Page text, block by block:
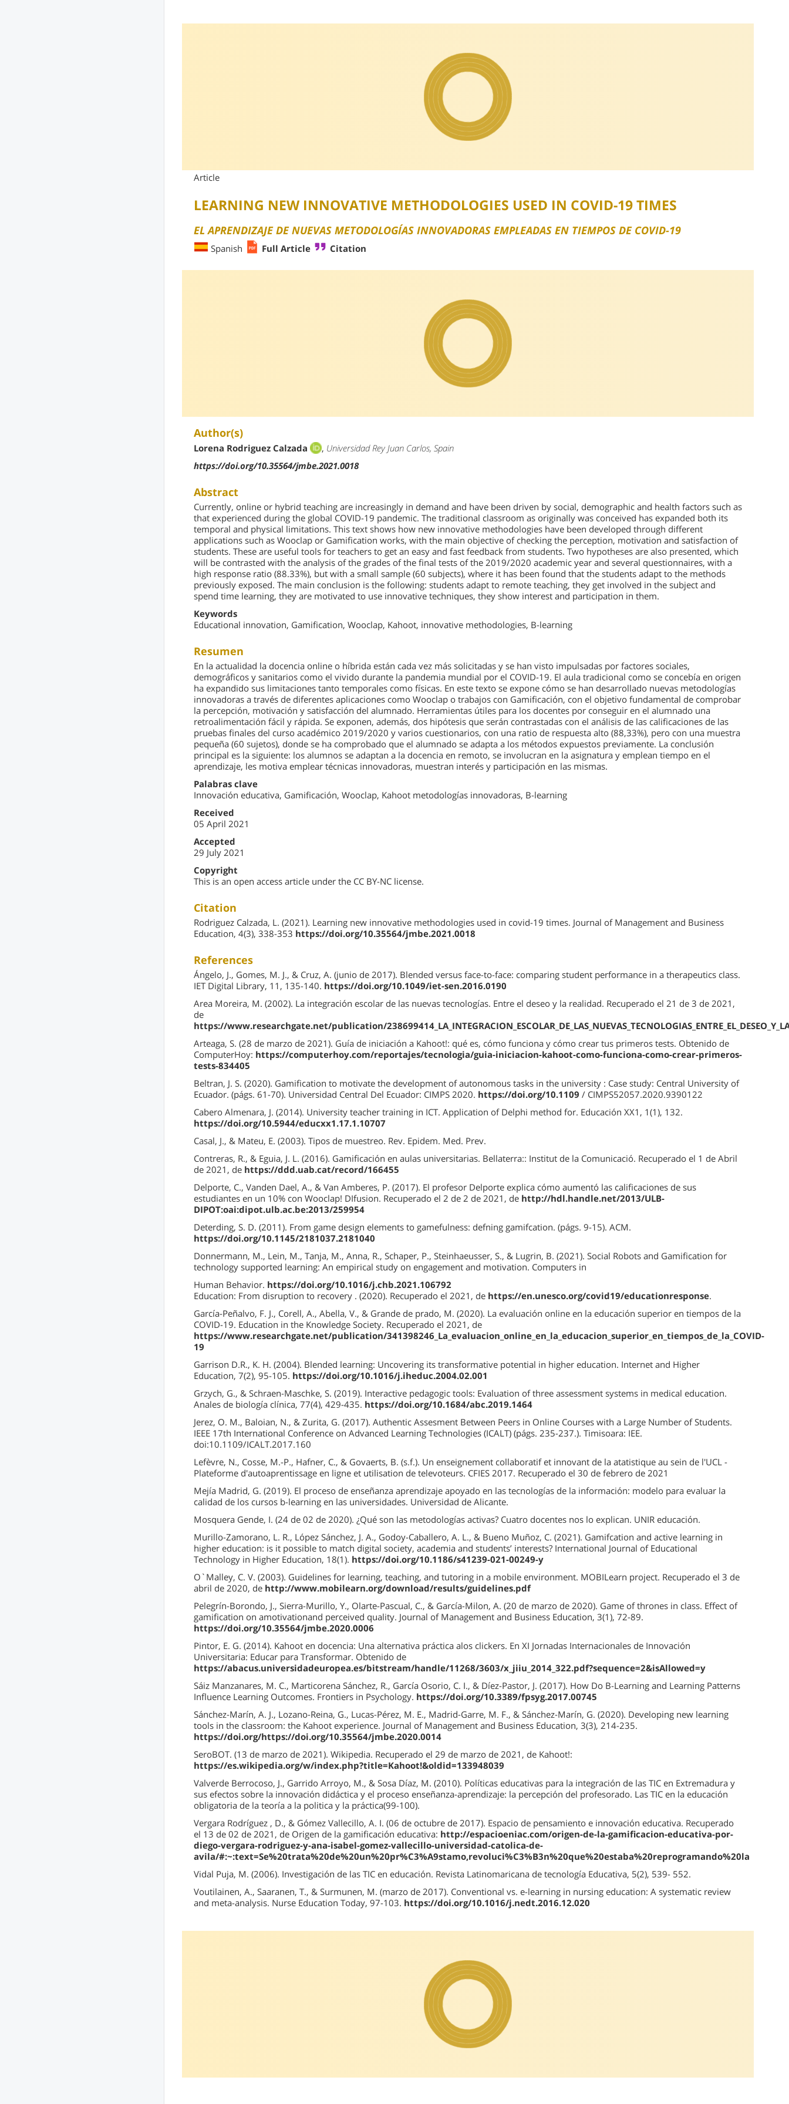
Article
LEARNING NEW INNOVATIVE METHODOLOGIES USED IN COVID-19 TIMES
EL APRENDIZAJE DE NUEVAS METODOLOGÍAS INNOVADORAS EMPLEADAS EN TIEMPOS DE COVID-19
Spanish Full Article Citation
Author(s)
Lorena Rodriguez Calzada , Universidad Rey Juan Carlos, Spain
https://doi.org/10.35564/jmbe.2021.0018
Abstract
Currently, online or hybrid teaching are increasingly in demand and have been driven by social, demographic and health factors such as
that experienced during the global COVID-19 pandemic. The traditional classroom as originally was conceived has expanded both its
temporal and physical limitations. This text shows how new innovative methodologies have been developed through different
applications such as Wooclap or Gamification works, with the main objective of checking the perception, motivation and satisfaction of
students. These are useful tools for teachers to get an easy and fast feedback from students. Two hypotheses are also presented, which
will be contrasted with the analysis of the grades of the final tests of the 2019/2020 academic year and several questionnaires, with a
high response ratio (88.33%), but with a small sample (60 subjects), where it has been found that the students adapt to the methods
previously exposed. The main conclusion is the following: students adapt to remote teaching, they get involved in the subject and
spend time learning, they are motivated to use innovative techniques, they show interest and participation in them.
Keywords
Educational innovation, Gamification, Wooclap, Kahoot, innovative methodologies, B-learning
Resumen
En la actualidad la docencia online o híbrida están cada vez más solicitadas y se han visto impulsadas por factores sociales,
demográficos y sanitarios como el vivido durante la pandemia mundial por el COVID-19. El aula tradicional como se concebía en origen
ha expandido sus limitaciones tanto temporales como físicas. En este texto se expone cómo se han desarrollado nuevas metodologías
innovadoras a través de diferentes aplicaciones como Wooclap o trabajos con Gamificación, con el objetivo fundamental de comprobar
la percepción, motivación y satisfacción del alumnado. Herramientas útiles para los docentes por conseguir en el alumnado una
retroalimentación fácil y rápida. Se exponen, además, dos hipótesis que serán contrastadas con el análisis de las calificaciones de las
pruebas finales del curso académico 2019/2020 y varios cuestionarios, con una ratio de respuesta alto (88,33%), pero con una muestra
pequeña (60 sujetos), donde se ha comprobado que el alumnado se adapta a los métodos expuestos previamente. La conclusión
principal es la siguiente: los alumnos se adaptan a la docencia en remoto, se involucran en la asignatura y emplean tiempo en el
aprendizaje, les motiva emplear técnicas innovadoras, muestran interés y participación en las mismas.
Palabras clave
Innovación educativa, Gamificación, Wooclap, Kahoot metodologías innovadoras, B-learning
Received
05 April 2021
Accepted
29 July 2021
Copyright
This is an open access article under the CC BY-NC license.
Citation
Rodriguez Calzada, L. (2021). Learning new innovative methodologies used in covid-19 times. Journal of Management and Business
Education, 4(3), 338-353 https://doi.org/10.35564/jmbe.2021.0018
References
Ángelo, J., Gomes, M. J., & Cruz, A. (junio de 2017). Blended versus face-to-face: comparing student performance in a therapeutics class.
IET Digital Library, 11, 135-140. https://doi.org/10.1049/iet-sen.2016.0190
Area Moreira, M. (2002). La integración escolar de las nuevas tecnologías. Entre el deseo y la realidad. Recuperado el 21 de 3 de 2021,
de
https://www.researchgate.net/publication/
Arteaga, S. (28 de marzo de 2021). Guía de iniciación a Kahoot!: qué es, cómo funciona y cómo crear tus primeros tests. Obtenido de
ComputerHoy: https://computerhoy.com/reportajes/tecnologia/guia-iniciacion-kahoot-como-funciona-como-crear-primeros-
tests-834405
Beltran, J. S. (2020). Gamification to motivate the development of autonomous tasks in the university : Case study: Central University of
Ecuador. (págs. 61-70). Universidad Central Del Ecuador: CIMPS 2020. https://doi.org/10.1109 / CIMPS52057.2020.9390122
Cabero Almenara, J. (2014). University teacher training in ICT. Application of Delphi method for. Educación XX1, 1(1), 132.
https://doi.org/10.5944/educxx1.17.1.10707
Casal, J., & Mateu, E. (2003). Tipos de muestreo. Rev. Epidem. Med. Prev.
Contreras, R., & Eguia, J. L. (2016). Gamificación en aulas universitarias. Bellaterra:: Institut de la Comunicació. Recuperado el 1 de Abril
de 2021, de https://ddd.uab.cat/record/166455
Delporte, C., Vanden Dael, A., & Van Amberes, P. (2017). El profesor Delporte explica cómo aumentó las calificaciones de sus
estudiantes en un 10% con Wooclap! DIfusion. Recuperado el 2 de 2 de 2021, de http://hdl.handle.net/2013/ULB-
DIPOT:oai:dipot.ulb.ac.be:2013/259954
Deterding, S. D. (2011). From game design elements to gamefulness: defning gamifcation. (págs. 9-15). ACM.
https://doi.org/10.1145/2181037.2181040
Donnermann, M., Lein, M., Tanja, M., Anna, R., Schaper, P., Steinhaeusser, S., & Lugrin, B. (2021). Social Robots and Gamification for
technology supported learning: An empirical study on engagement and motivation. Computers in
Human Behavior. https://doi.org/10.1016/j.chb.2021.106792
Education: From disruption to recovery . (2020). Recuperado el 2021, de https://en.unesco.org/covid19/educationresponse.
García-Peñalvo, F. J., Corell, A., Abella, V., & Grande de prado, M. (2020). La evaluación online en la educación superior en tiempos de la
COVID-19. Education in the Knowledge Society. Recuperado el 2021, de
https://www.researchgate.net/publication/341398246_La_evaluacion_online_en_la_educacion_superior_en_tiempos_de_la_COVID-
19
Garrison D.R., K. H. (2004). Blended learning: Uncovering its transformative potential in higher education. Internet and Higher
Education, 7(2), 95-105. https://doi.org/10.1016/j.iheduc.2004.02.001
Grzych, G., & Schraen-Maschke, S. (2019). Interactive pedagogic tools: Evaluation of three assessment systems in medical education.
Anales de biología clínica, 77(4), 429-435. https://doi.org/10.1684/abc.2019.1464
Jerez, O. M., Baloian, N., & Zurita, G. (2017). Authentic Assesment Between Peers in Online Courses with a Large Number of Students.
IEEE 17th International Conference on Advanced Learning Technologies (ICALT) (págs. 235-237.). Timisoara: IEE.
doi:10.1109/ICALT.2017.160
Lefèvre, N., Cosse, M.-P., Hafner, C., & Govaerts, B. (s.f.). Un enseignement collaboratif et innovant de la atatistique au sein de l'UCL -
Plateforme d'autoaprentissage en ligne et utilisation de televoteurs. CFIES 2017. Recuperado el 30 de febrero de 2021
Mejía Madrid, G. (2019). El proceso de enseñanza aprendizaje apoyado en las tecnologías de la información: modelo para evaluar la
calidad de los cursos b-learning en las universidades. Universidad de Alicante.
Mosquera Gende, I. (24 de 02 de 2020). ¿Qué son las metodologías activas? Cuatro docentes nos lo explican. UNIR educación.
Murillo-Zamorano, L. R., López Sánchez, J. A., Godoy-Caballero, A. L., & Bueno Muñoz, C. (2021). Gamifcation and active learning in
higher education: is it possible to match digital society, academia and students’ interests? International Journal of Educational
Technology in Higher Education, 18(1). https://doi.org/10.1186/s41239-021-00249-y
O`Malley, C. V. (2003). Guidelines for learning, teaching, and tutoring in a mobile environment. MOBILearn project. Recuperado el 3 de
abril de 2020, de http://www.mobilearn.org/download/results/guidelines.pdf
Pelegrín-Borondo, J., Sierra-Murillo, Y., Olarte-Pascual, C., & García-Milon, A. (20 de marzo de 2020). Game of thrones in class. Effect of
gamification on amotivationand perceived quality. Journal of Management and Business Education, 3(1), 72-89.
https://doi.org/10.35564/jmbe.2020.0006
Pintor, E. G. (2014). Kahoot en docencia: Una alternativa práctica alos clickers. En XI Jornadas Internacionales de Innovación
Universitaria: Educar para Transformar. Obtenido de
https://abacus.universidadeuropea.es/bitstream/handle/11268/3603/x_jiiu_2014_322.pdf?sequence=2&isAllowed=y
Sáiz Manzanares, M. C., Marticorena Sánchez, R., García Osorio, C. I., & Díez-Pastor, J. (2017). How Do B-Learning and Learning Patterns
Influence Learning Outcomes. Frontiers in Psychology. https://doi.org/10.3389/fpsyg.2017.00745
Sánchez-Marín, A. J., Lozano-Reina, G., Lucas-Pérez, M. E., Madrid-Garre, M. F., & Sánchez-Marín, G. (2020). Developing new learning
tools in the classroom: the Kahoot experience. Journal of Management and Business Education, 3(3), 214-235.
https://doi.org/https://doi.org/10.35564/jmbe.2020.0014
SeroBOT. (13 de marzo de 2021). Wikipedia. Recuperado el 29 de marzo de 2021, de Kahoot!:
https://es.wikipedia.org/w/index.php?title=Kahoot!&oldid=133948039
Valverde Berrocoso, J., Garrido Arroyo, M., & Sosa Díaz, M. (2010). Políticas educativas para la integración de las TIC en Extremadura y
sus efectos sobre la innovación didáctica y el proceso enseñanza-aprendizaje: la percepción del profesorado. Las TIC en la educación
obligatoria de la teoría a la politica y la práctica(99-100).
Vergara Rodríguez , D., & Gómez Vallecillo, A. I. (06 de octubre de 2017). Espacio de pensamiento e innovación educativa. Recuperado
el 13 de 02 de 2021, de Origen de la gamificación educativa: http://espacioeniac.com/origen-de-la-gamificacion-educativa-por-
diego-vergara-rodriguez-y-ana-isabel-gomez-vallecillo-universidad-catolica-de-
avila/#:~:text=Se%20trata%20de%20un%20pr%C3%A9stamo,revoluci%C3%B3n%20que%20estaba%20reprogramando%20la
Vidal Puja, M. (2006). Investigación de las TIC en educación. Revista Latinomaricana de tecnología Educativa, 5(2), 539- 552.
Voutilainen, A., Saaranen, T., & Surmunen, M. (marzo de 2017). Conventional vs. e-learning in nursing education: A systematic review
and meta-analysis. Nurse Education Today, 97-103. https://doi.org/10.1016/j.nedt.2016.12.020